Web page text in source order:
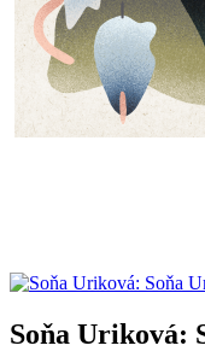
Soňa Uriková: